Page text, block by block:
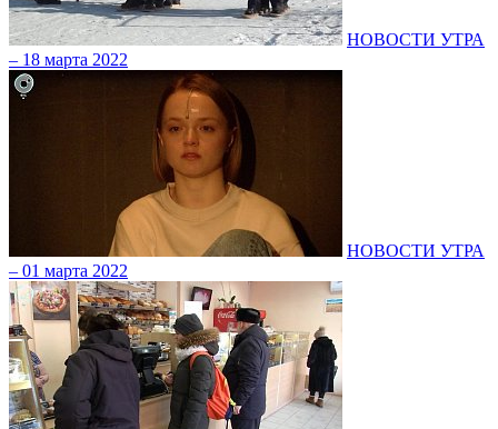
НОВОСТИ УТРА
– 18 марта 2022
НОВОСТИ УТРА
– 01 марта 2022